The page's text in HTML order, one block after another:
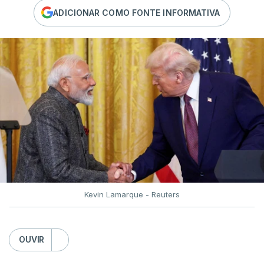
ADICIONAR COMO FONTE INFORMATIVA
Kevin Lamarque - Reuters
OUVIR